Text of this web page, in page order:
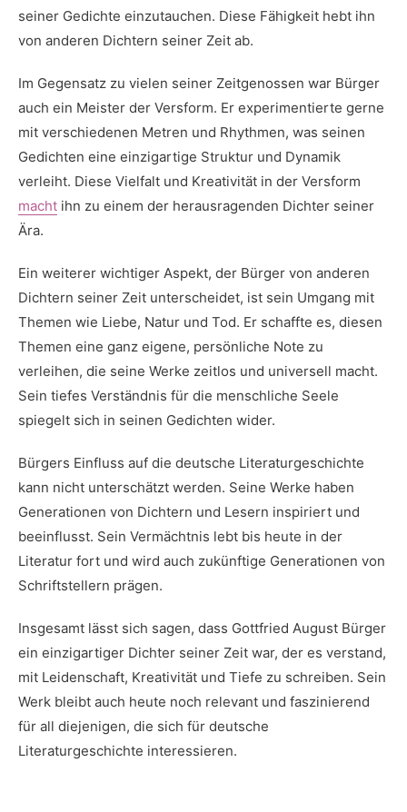
seiner Gedichte einzutauchen. Diese Fähigkeit hebt ihn
von anderen ​Dichtern seiner Zeit ab.
Im Gegensatz zu vielen seiner Zeitgenossen war Bürger ​
auch⁤ ein Meister⁤ der Versform. Er experimentierte gerne
mit verschiedenen Metren und Rhythmen, was seinen⁣
Gedichten eine einzigartige Struktur ​und Dynamik
verleiht. Diese Vielfalt ​und Kreativität in der Versform
macht ihn zu einem der herausragenden Dichter seiner
Ära.
Ein weiterer wichtiger Aspekt, ⁢der Bürger⁤ von anderen
Dichtern seiner Zeit unterscheidet,‌ ist ​sein⁣ Umgang mit
Themen wie Liebe, Natur und Tod. Er schaffte es, diesen
Themen eine ganz eigene, persönliche Note zu
verleihen,⁢ die seine Werke zeitlos und universell ⁢macht.
⁣Sein tiefes Verständnis⁣ für die menschliche Seele
‌spiegelt ⁢sich in‍ seinen Gedichten wider.
Bürgers Einfluss auf die deutsche ⁣Literaturgeschichte
kann nicht unterschätzt‌ werden. Seine Werke haben
Generationen von Dichtern und Lesern inspiriert‍ und
‍beeinflusst. Sein Vermächtnis lebt bis heute in der
Literatur ‌fort und wird auch zukünftige Generationen ‍von
Schriftstellern prägen.
Insgesamt lässt sich sagen, dass Gottfried August Bürger
ein einzigartiger Dichter seiner Zeit‍ war, der‌ es verstand,
mit ‌Leidenschaft, Kreativität und Tiefe zu schreiben. Sein
Werk bleibt auch heute noch relevant und faszinierend
für all diejenigen, ⁣die sich für ⁤deutsche
Literaturgeschichte interessieren.